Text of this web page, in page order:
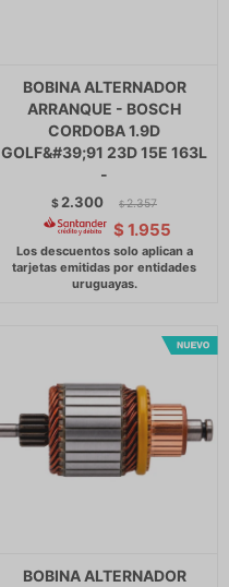
BOBINA ALTERNADOR
ARRANQUE - BOSCH
CORDOBA 1.9D
GOLF&#39;91 23D 15E 163L
-
$ 2.300 $ 2.357
$ 1.955
BOBINA ALTERNADOR